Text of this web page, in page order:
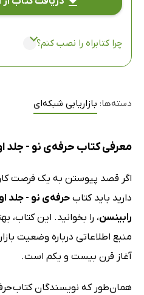
چرا کتابراه را نصب کنم؟
دسته‌ها: بازاریابی شبکه‌ای
معرفی کتاب حرفه‌ی نو - جلد
اگر قصد پیوستن به یک فرصت
دارید باید کتابحرفه‌ی نو - جلد
رابینسن، را بخوانید. این کتاب،
آغاز قرن بیست و یکم است.
همان‌طور که نویسندگان کتاب